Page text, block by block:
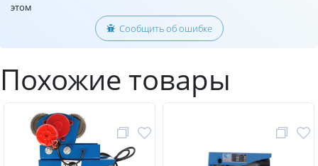
этом
Сообщить об ошибке
Похожие товары